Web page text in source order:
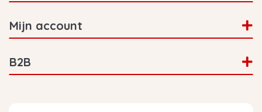
Mijn account
B2B